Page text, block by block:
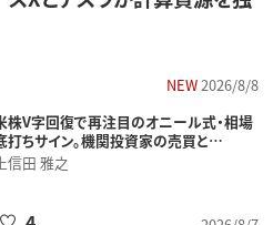
NEW2026/8/8
株V字回復で再注目のオニール式・相場
打ちサイン。機関投資家の売買と…
信田 雅之